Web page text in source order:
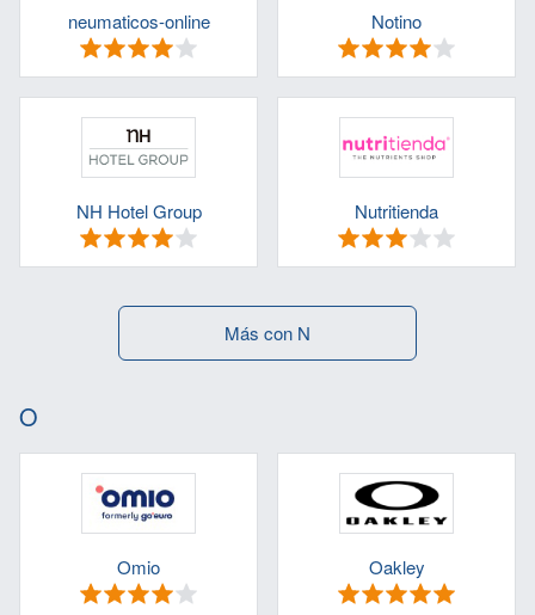
neumaticos-online Notino
NH Hotel Group Nutritienda
Más con N
O
Omio Oakley